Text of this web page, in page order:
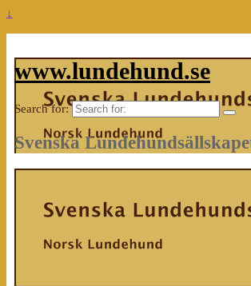
↓
www.lundehund.se
Search for:
Svenska